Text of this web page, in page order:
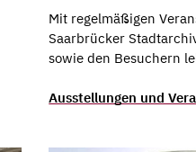
Mit regelmäßigen
Saarbrücker
sowie den Besuchern
Ausstellungen und